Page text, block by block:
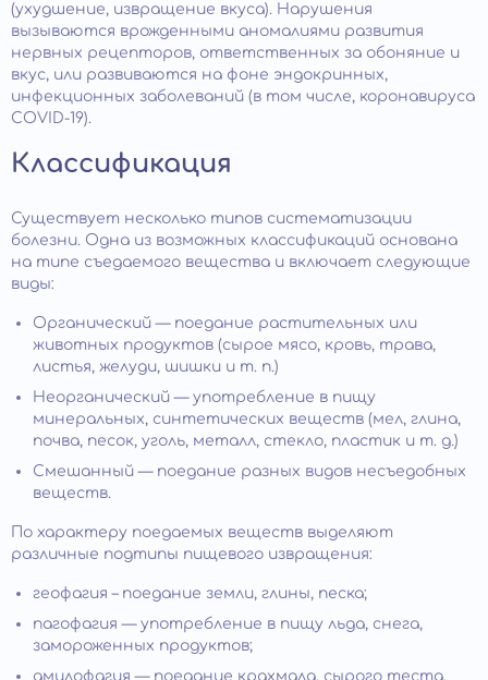
(ухудшение, извращение вкуса). Нарушения
вызываются врожденными аномалиями развития
нервных рецепторов, ответственных за обоняние и
вкус, или развиваются на фоне эндокринных,
инфекционных заболеваний (в том числе, коронавируса
COVID-19).
Классификация
Существует несколько типов систематизации
болезни. Одна из возможных классификаций основана
на типе съедаемого вещества и включает следующие
виды:
Органический — поедание растительных или
животных продуктов (сырое мясо, кровь, трава,
листья, желуди, шишки и т. п.)
Неорганический — употребление в пищу
минеральных, синтетических веществ (мел, глина,
почва, песок, уголь, металл, стекло, пластик и т. д.)
Смешанный — поедание разных видов несъедобных
веществ.
По характеру поедаемых веществ выделяют
различные подтипы пищевого извращения:
геофагия – поедание земли, глины, песка;
пагофагия — употребление в пищу льда, снега,
замороженных продуктов;
амилофагия — поедание крахмала, сырого теста,